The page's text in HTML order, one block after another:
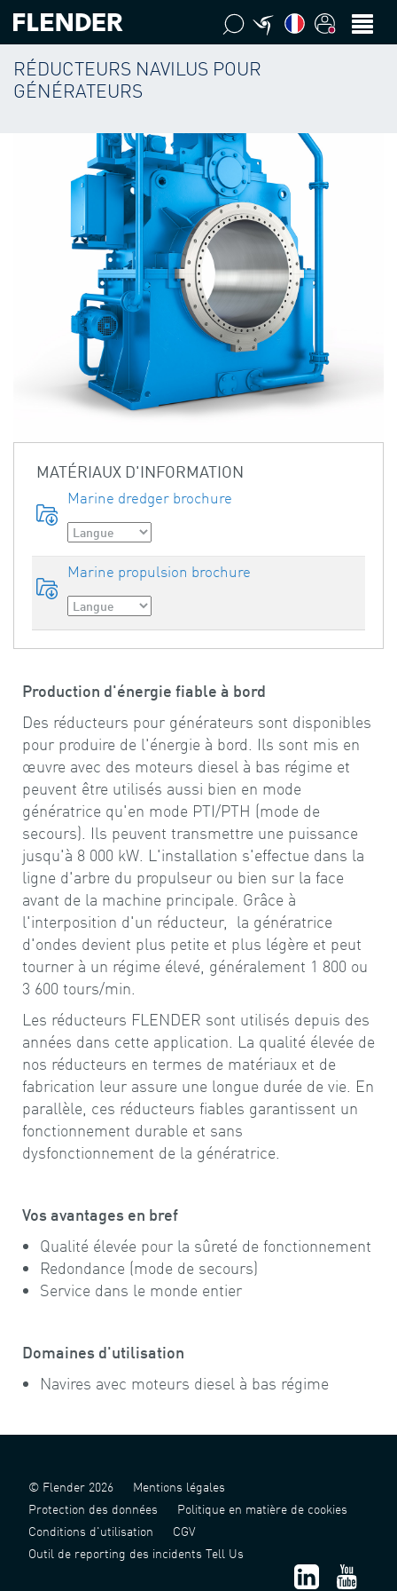
RÉDUCTEURS NAVILUS POUR
GÉNÉRATEURS
MATÉRIAUX D'INFORMATION
Marine dredger brochure
Marine propulsion brochure
Production d'énergie fiable à bord
Des réducteurs pour générateurs sont disponibles
pour produire de l'énergie à bord. Ils sont mis en
œuvre avec des moteurs diesel à bas régime et
peuvent être utilisés aussi bien en mode
génératrice qu'en mode PTI/PTH (mode de
secours). Ils peuvent transmettre une puissance
jusqu'à 8 000 kW. L'installation s'effectue dans la
ligne d'arbre du propulseur ou bien sur la face
avant de la machine principale. Grâce à
l'interposition d'un réducteur, la génératrice
d'ondes devient plus petite et plus légère et peut
tourner à un régime élevé, généralement 1 800 ou
3 600 tours/min.
Les réducteurs FLENDER sont utilisés depuis des
années dans cette application. La qualité élevée de
nos réducteurs en termes de matériaux et de
fabrication leur assure une longue durée de vie. En
parallèle, ces réducteurs fiables garantissent un
fonctionnement durable et sans
dysfonctionnement de la génératrice.
Vos avantages en bref
Qualité élevée pour la sûreté de fonctionnement
Redondance (mode de secours)
Service dans le monde entier
Domaines d'utilisation
Navires avec moteurs diesel à bas régime
© Flender 2026
Mentions légales
Protection des données
Politique en matière de cookies
Conditions d'utilisation
CGV
Outil de reporting des incidents Tell Us